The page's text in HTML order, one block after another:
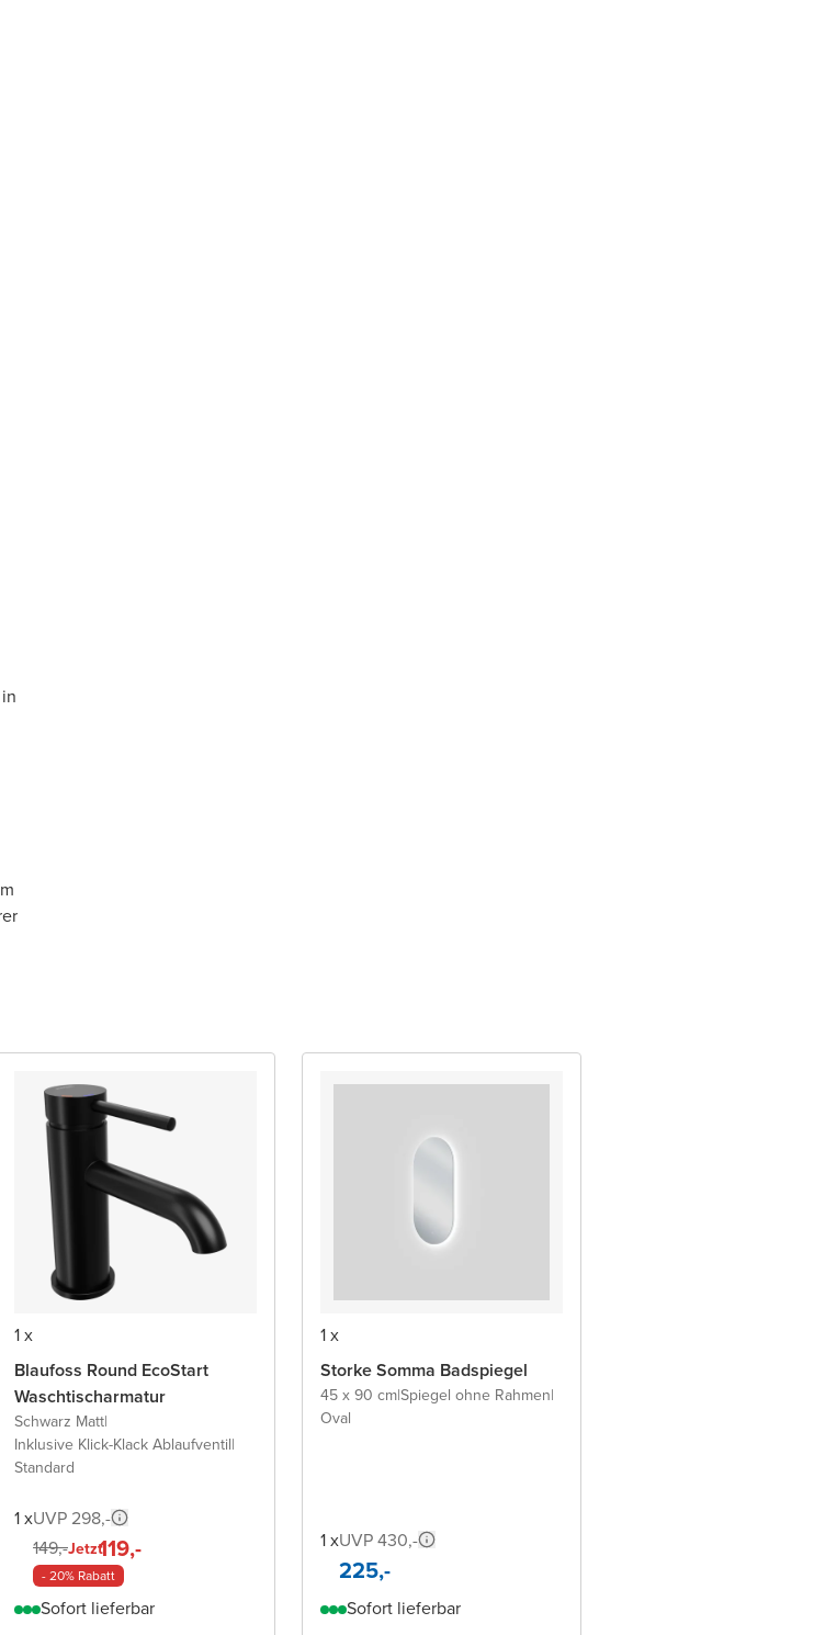
1 x
Blaufoss Round EcoStart
Waschtischarmatur
Schwarz Matt|
Inklusive Klick-Klack Ablaufventil|
Standard
1 xUVP 298,-
149,-Jetzt119,-
- 20% Rabatt
Sofort lieferbar
1 x
Storke Somma Badspiegel
45 x 90 cm|Spiegel ohne Rahmen|
Oval
1 xUVP 430,-
225,-
Sofort lieferbar